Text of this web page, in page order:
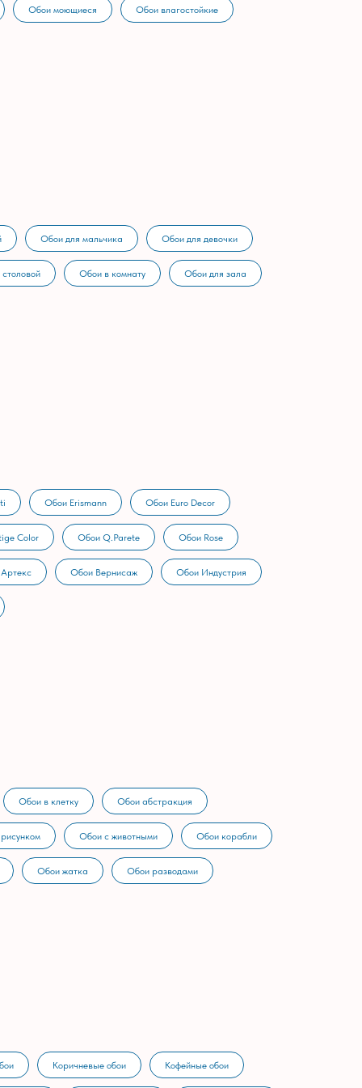
Обои моющиеся Обои влагостойкие
Обои для мальчика Обои для девочки
Обои в комнату Обои для зала
Обои Erismann Обои Euro Decor
Color Обои Q.Parete Обои Rose
Обои Вернисаж Обои Индустрия
Обои в клетку Обои абстракция
Обои с животными Обои корабли
Обои жатка Обои разводами
Коричневые обои Кофейные обои